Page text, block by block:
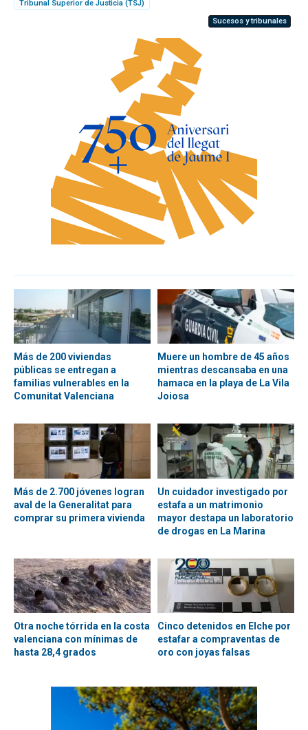
Tribunal Superior de Justicia (TSJ)
Sucesos y tribunales
Más de 200 viviendas
públicas se entregan a
familias vulnerables en la
Comunitat Valenciana
Muere un hombre de 45 años
mientras descansaba en una
hamaca en la playa de La Vila
Joiosa
Más de 2.700 jóvenes logran
aval de la Generalitat para
comprar su primera vivienda
Un cuidador investigado por
estafa a un matrimonio
mayor destapa un laboratorio
de drogas en La Marina
Otra noche tórrida en la costa
valenciana con mínimas de
hasta 28,4 grados
Cinco detenidos en Elche por
estafar a compraventas de
oro con joyas falsas